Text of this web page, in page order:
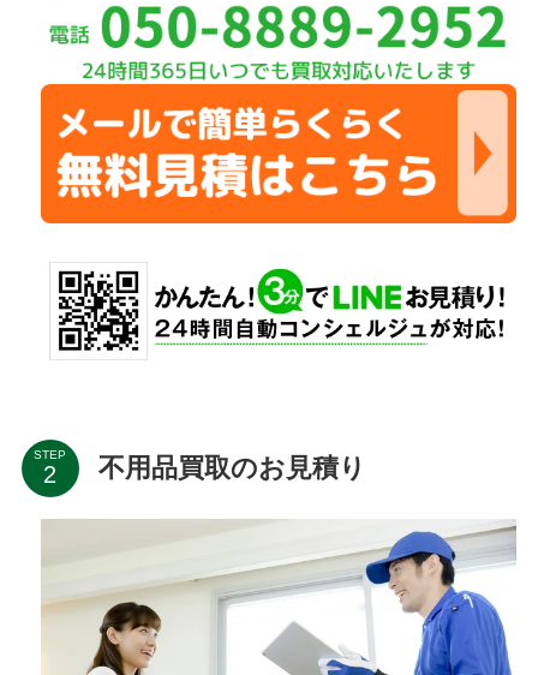
STEP 不用品買取のお見積り